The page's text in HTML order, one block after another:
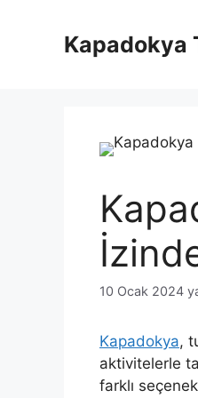
Kapadokya
10 Ocak 2024
Kapadokya,
aktivitelerle
farklı